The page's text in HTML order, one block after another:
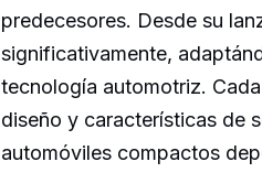
predecesores. Desde su
significativamente,
tecnología automotriz.
diseño y características de
automóviles compactos